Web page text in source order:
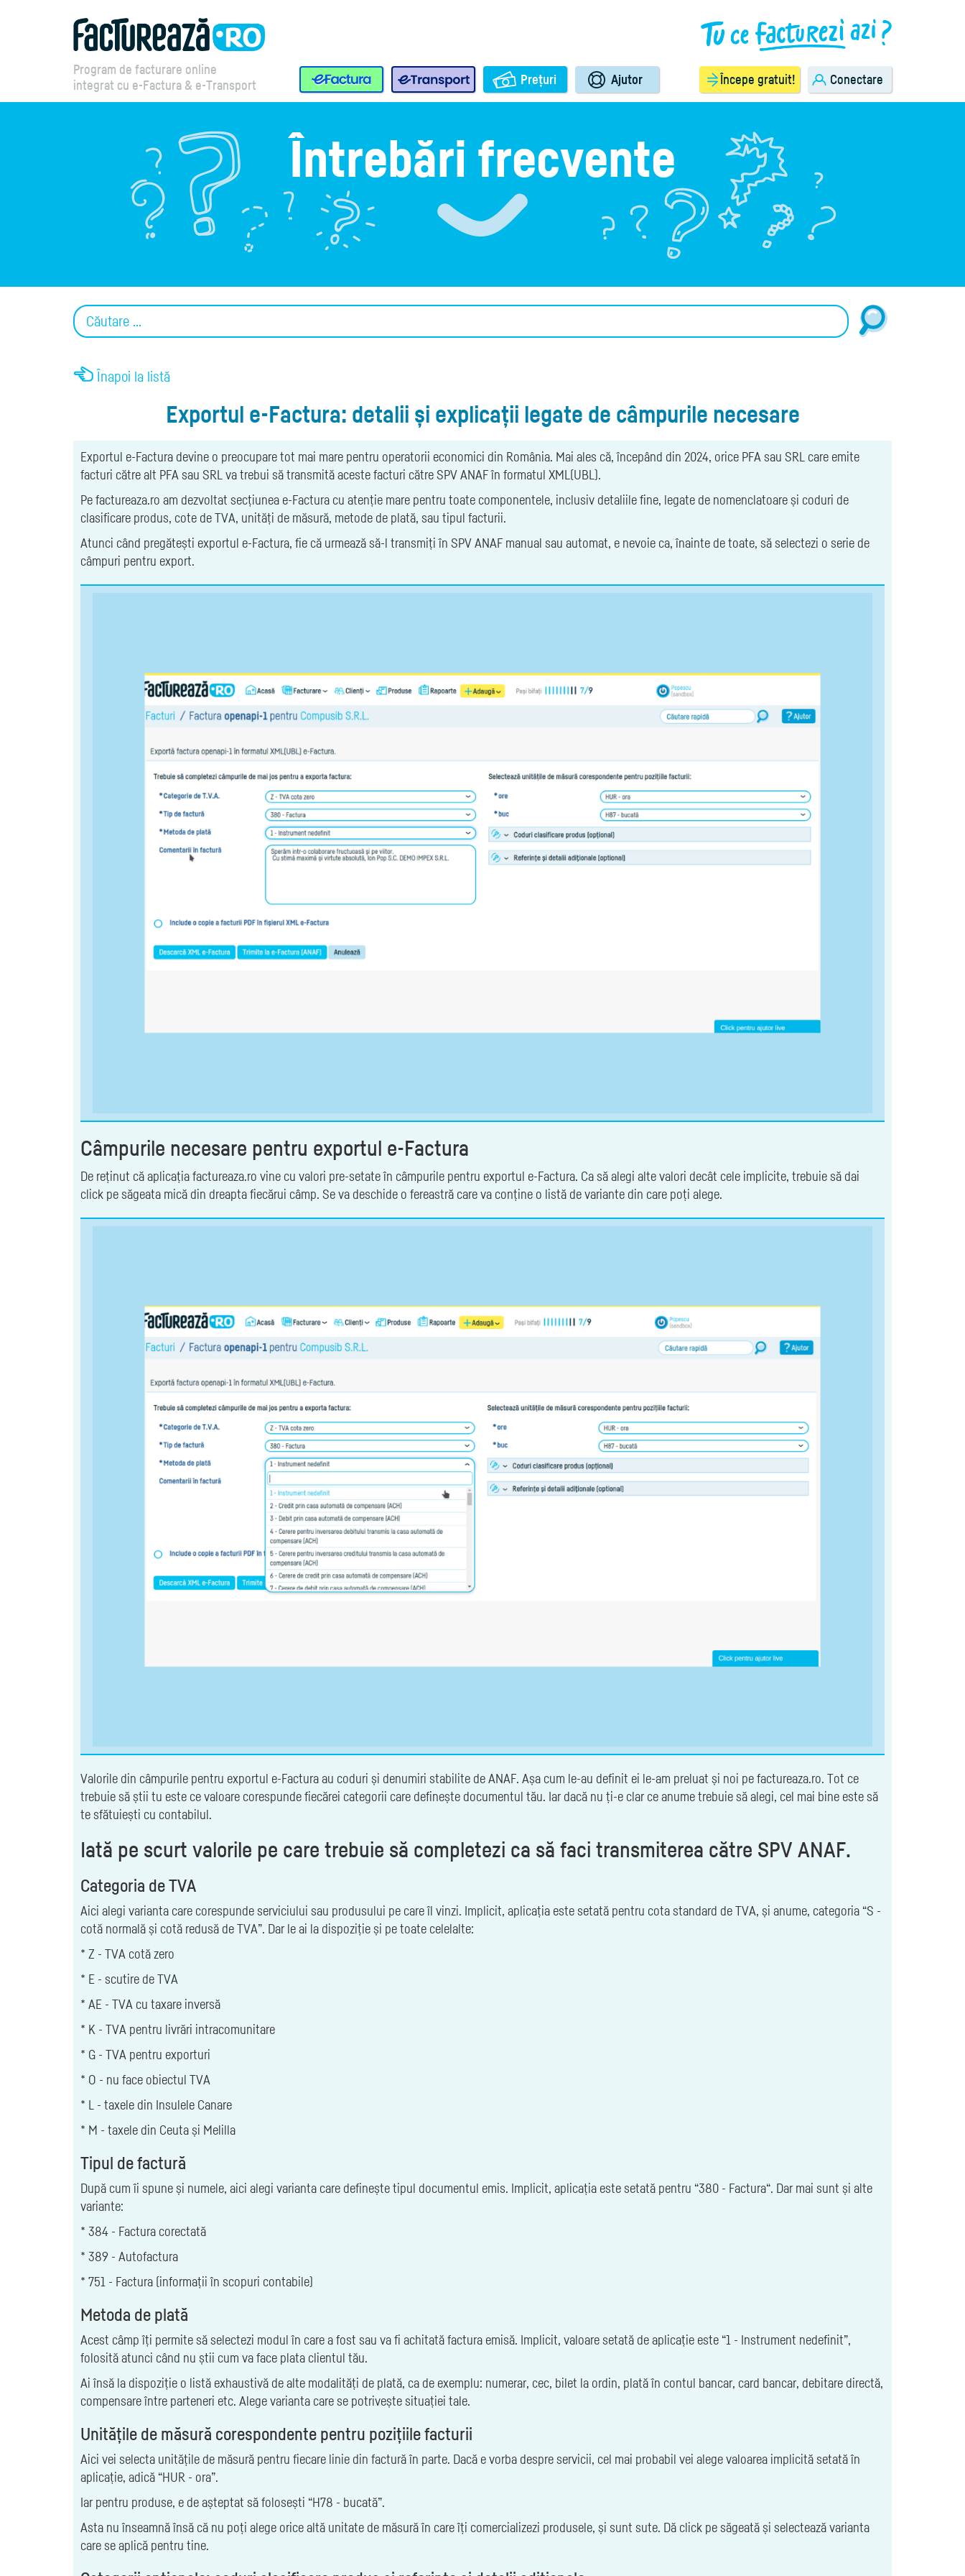
Program de facturare online
integrat cu e-Factura & e-Transport
e-Factura e-Transport Prețuri Ajutor Începe gratuit! Conectare
Întrebări frecvente
Înapoi la listă
Exportul e-Factura: detalii și explicații legate de câmpurile necesare
Exportul e-Factura devine o preocupare tot mai mare pentru operatorii economici din România. Mai ales că, începând din 2024, orice PFA sau SRL care emite
facturi către alt PFA sau SRL va trebui să transmită aceste facturi către SPV ANAF în formatul XML(UBL).
Pe factureaza.ro am dezvoltat secțiunea e-Factura cu atenție mare pentru toate componentele, inclusiv detaliile fine, legate de nomenclatoare și coduri de
clasificare produs, cote de TVA, unități de măsură, metode de plată, sau tipul facturii.
Atunci când pregătești exportul e-Factura, fie că urmează să-l transmiți în SPV ANAF manual sau automat, e nevoie ca, înainte de toate, să selectezi o serie de
câmpuri pentru export.
Câmpurile necesare pentru exportul e-Factura
De reținut că aplicația factureaza.ro vine cu valori pre-setate în câmpurile pentru exportul e-Factura. Ca să alegi alte valori decât cele implicite, trebuie să dai
click pe săgeata mică din dreapta fiecărui câmp. Se va deschide o fereastră care va conține o listă de variante din care poți alege.
Valorile din câmpurile pentru exportul e-Factura au coduri și denumiri stabilite de ANAF. Așa cum le-au definit ei le-am preluat și noi pe factureaza.ro. Tot ce
trebuie să știi tu este ce valoare corespunde fiecărei categorii care definește documentul tău. Iar dacă nu ți-e clar ce anume trebuie să alegi, cel mai bine este să
te sfătuiești cu contabilul.
Iată pe scurt valorile pe care trebuie să completezi ca să faci transmiterea către SPV ANAF.
Categoria de TVA
Aici alegi varianta care corespunde serviciului sau produsului pe care îl vinzi. Implicit, aplicația este setată pentru cota standard de TVA, și anume, categoria “S -
cotă normală și cotă redusă de TVA”. Dar le ai la dispoziție și pe toate celelalte:
* Z - TVA cotă zero
* E - scutire de TVA
* AE - TVA cu taxare inversă
* K - TVA pentru livrări intracomunitare
* G - TVA pentru exporturi
* O - nu face obiectul TVA
* L - taxele din Insulele Canare
* M - taxele din Ceuta și Melilla
Tipul de factură
După cum îi spune și numele, aici alegi varianta care definește tipul documentul emis. Implicit, aplicația este setată pentru “380 - Factura“. Dar mai sunt și alte
variante:
* 384 - Factura corectată
* 389 - Autofactura
* 751 - Factura (informații în scopuri contabile)
Metoda de plată
Acest câmp îți permite să selectezi modul în care a fost sau va fi achitată factura emisă. Implicit, valoare setată de aplicație este “1 - Instrument nedefinit”,
folosită atunci când nu știi cum va face plata clientul tău.
Ai însă la dispoziție o listă exhaustivă de alte modalități de plată, ca de exemplu: numerar, cec, bilet la ordin, plată în contul bancar, card bancar, debitare directă,
compensare între parteneri etc. Alege varianta care se potrivește situației tale.
Unitățile de măsură corespondente pentru pozițiile facturii
Aici vei selecta unitățile de măsură pentru fiecare linie din factură în parte. Dacă e vorba despre servicii, cel mai probabil vei alege valoarea implicită setată în
aplicație, adică “HUR - ora”.
Iar pentru produse, e de așteptat să folosești “H78 - bucată”.
Asta nu înseamnă însă că nu poți alege orice altă unitate de măsură în care îți comercializezi produsele, și sunt sute. Dă click pe săgeată și selectează varianta
care se aplică pentru tine.